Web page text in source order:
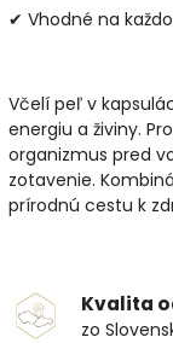
✔ Vhodné na
Včelí peľ v
energiu a živiny.
organizmus pred
zotavenie.
prírodnú cestu k
Kvalita
zo